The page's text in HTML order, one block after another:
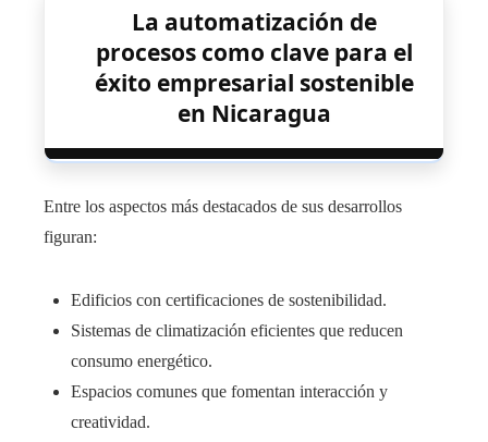
La automatización de
procesos como clave para el
éxito empresarial sostenible
en Nicaragua
Entre los aspectos más destacados de sus desarrollos
figuran:
Edificios con certificaciones de sostenibilidad.
Sistemas de climatización eficientes que reducen
consumo energético.
Espacios comunes que fomentan interacción y
creatividad.